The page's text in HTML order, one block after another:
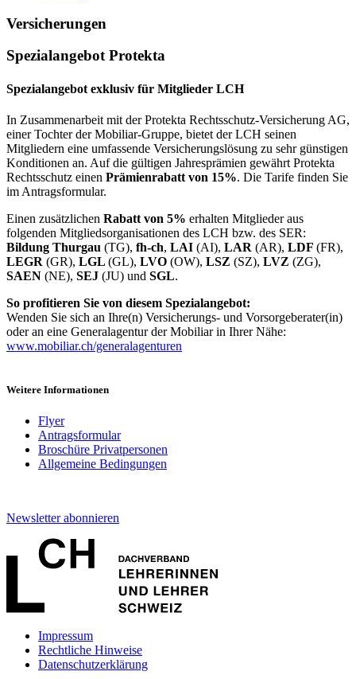
Versicherungen
Spezialangebot Protekta
Spezialangebot exklusiv für Mitglieder LCH
In Zusammenarbeit mit der Protekta Rechtsschutz-Versicherung AG,
einer Tochter der Mobiliar-Gruppe, bietet der LCH seinen
Mitgliedern eine umfassende Versicherungslösung zu sehr günstigen
Konditionen an. Auf die gültigen Jahresprämien gewährt Protekta
Rechtsschutz einen Prämienrabatt von 15%. Die Tarife finden Sie
im Antragsformular.
Einen zusätzlichen Rabatt von 5% erhalten Mitglieder aus
folgenden Mitgliedsorganisationen des LCH bzw. des SER:
Bildung Thurgau (TG), fh-ch, LAI (AI), LAR (AR), LDF (FR),
LEGR (GR), LGL (GL), LVO (OW), LSZ (SZ), LVZ (ZG),
SAEN (NE), SEJ (JU) und SGL.
So profitieren Sie von diesem Spezialangebot:
Wenden Sie sich an Ihre(n) Versicherungs- und Vorsorgeberater(in)
oder an eine Generalagentur der Mobiliar in Ihrer Nähe:
www.mobiliar.ch/generalagenturen
Weitere Informationen
Flyer
Antragsformular
Broschüre Privatpersonen
Allgemeine Bedingungen
Newsletter abonnieren
Impressum
Rechtliche Hinweise
Datenschutzerklärung